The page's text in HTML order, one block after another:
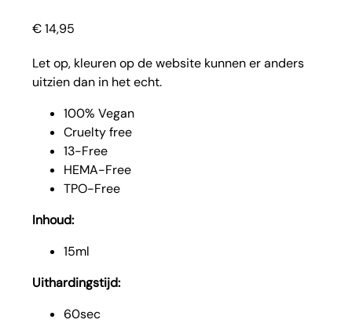
€14,95
Let op, kleuren op de website kunnen er anders
uitzien dan in het echt.
100% Vegan
Cruelty free
13-Free
HEMA-Free
TPO-Free
Inhoud:
15ml
Uithardingstijd:
60sec